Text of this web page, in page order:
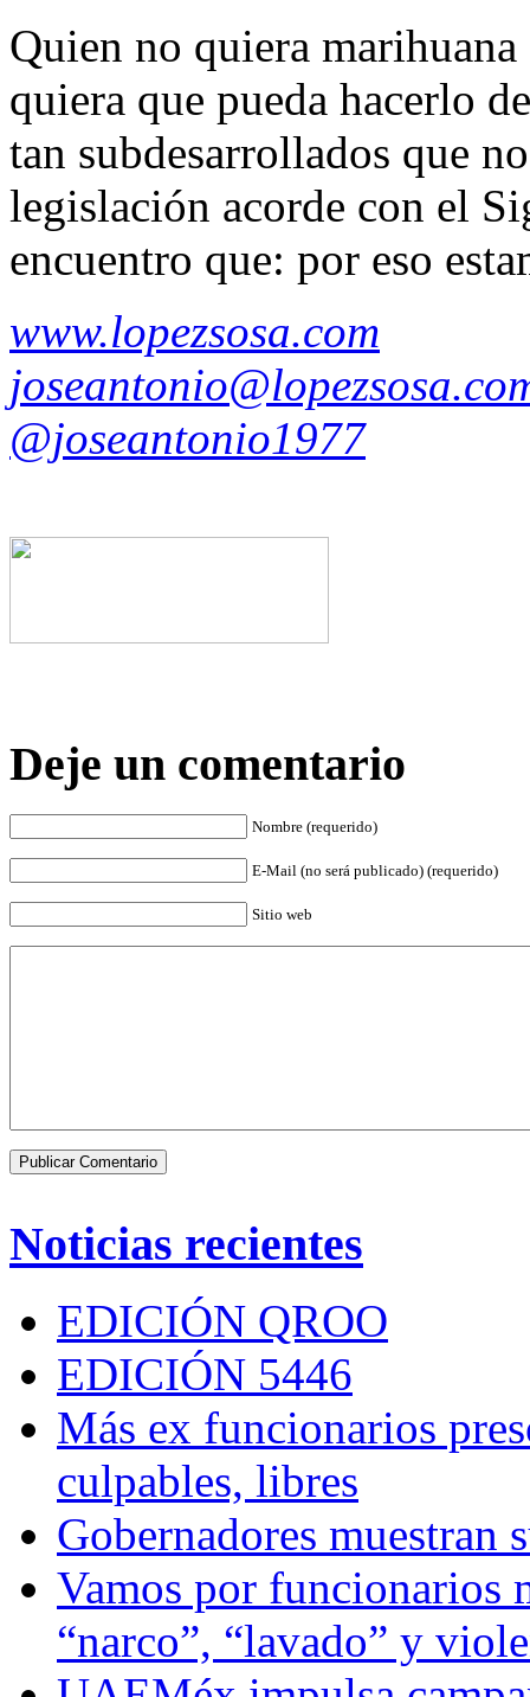
Quien no quiera
quiera que pueda hacerlo
tan subdesarrollados que
legislación acorde con el
encuentro que: por eso
www.lopezsosa.com
@joseantonio1977
Deje un comentario
Nombre (requerido)
E-Mail (no será publicado) (requerido)
Sitio web
Noticias recientes
EDICIÓN QROO
EDICIÓN 5446
Más ex funcionarios
culpables, libres
Gobernadores muestran
Vamos por funcionarios
“narco”, “lavado” y